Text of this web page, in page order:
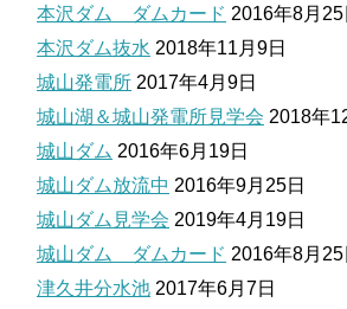
本沢ダム ダムカード 2016年8月25
本沢ダム抜水 2018年11月9日
城山発電所 2017年4月9日
城山湖＆城山発電所見学会 2018年
城山ダム 2016年6月19日
城山ダム放流中 2016年9月25日
城山ダム見学会 2019年4月19日
城山ダム ダムカード 2016年8月25
津久井分水池 2017年6月7日